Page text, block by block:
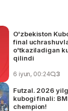
O'zbekiston
final
o'tkaziladigan
qilindi
6 iyun, 00:24 3
Futzal. 2026
kubogi finali:
chempion!